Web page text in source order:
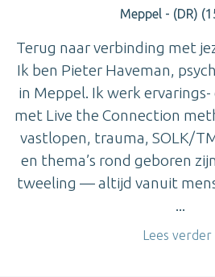
Meppel - (DR)
Terug naar verbinding met
Ik ben Pieter Haveman,
in Meppel. Ik werk
met Live the Connection
vastlopen, trauma, SOLK/
en thema’s rond geboren
tweeling — altijd vanuit
...
Lees verder